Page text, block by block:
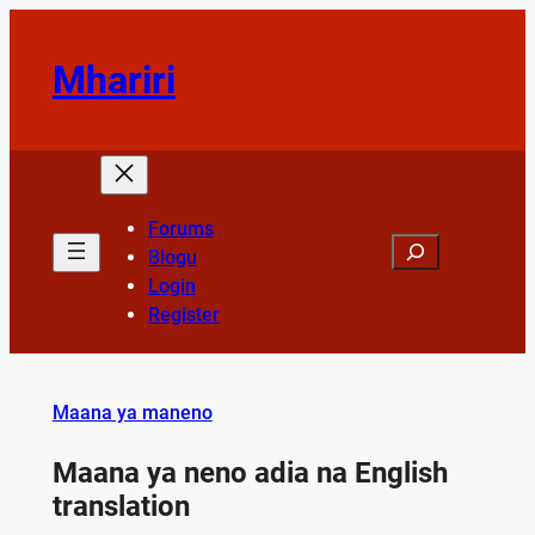
contentMhariri
Forums
Blogu
Login
Register
Search
Maana ya maneno
Maana ya neno adia na English
translation